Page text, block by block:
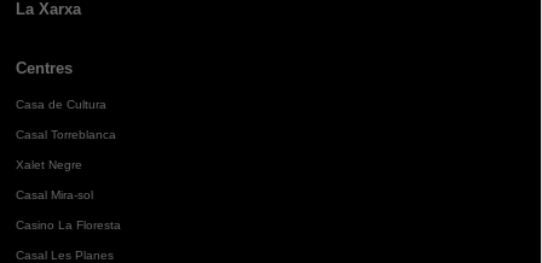
La Xarxa
Centres
Casa de Cultura
Casal Torreblanca
Xalet Negre
Casal Mira-sol
Casino La Floresta
Casal Les Planes